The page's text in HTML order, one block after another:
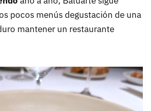
pocos menús degustación de una
mantener un restaurante